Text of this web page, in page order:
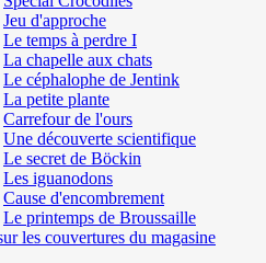
Jeu d'approche
Le temps à perdre I
La chapelle aux chats
Le céphalophe de Jentink
La petite plante
Carrefour de l'ours
Une découverte scientifique
Le secret de Böckin
Les iguanodons
Cause d'encombrement
Le printemps de Broussaille
les couvertures du magasine